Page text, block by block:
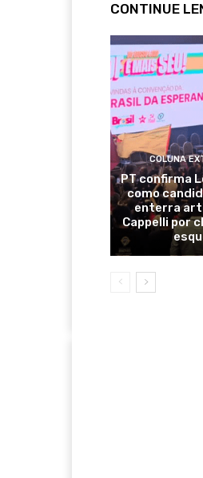
CONTINUE
COLUNA
PT confirma
como
enterra
Cappelli por